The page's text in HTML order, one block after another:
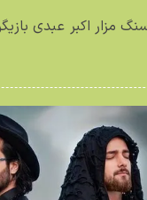
مزار اکبر عبدی